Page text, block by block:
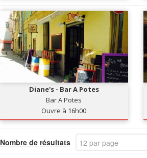
Diane's - Bar A Potes
Bar A Potes
Ouvre à 16h00
Nombre de résultats 12 par page